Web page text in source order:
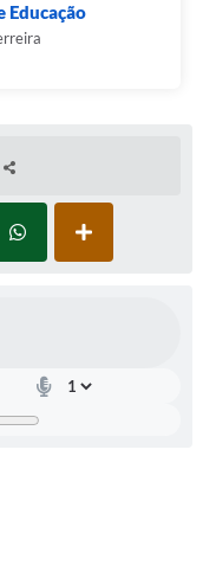
Ativa do
Educação